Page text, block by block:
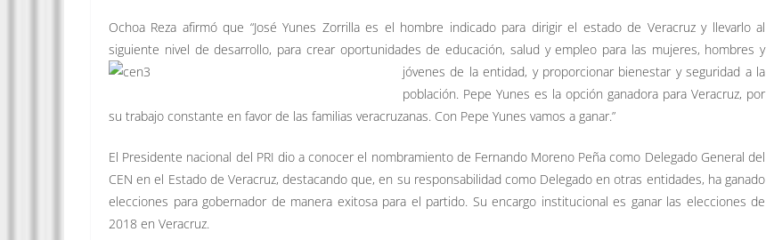
Ochoa Reza afirmó que “José Yunes Zorrilla es el hombre indicado para dirigir el estado de Veracruz y llevarlo al
siguiente nivel de desarrollo, para crear oportunidades de educación, salud y empleo para las mujeres, hombres y
jóvenes de la entidad, y proporcionar bienestar yseguridad a la
población. Pepe Yunes es la opción ganadora para Veracruz, por
su trabajo constante en favor de las familias veracruzanas. Con Pepe Yunes vamos a ganar.”
El Presidente nacional del PRI dio a conocer el nombramiento de Fernando Moreno Peña como Delegado General del
CEN en el Estado de Veracruz, destacando que, en su responsabilidad como Delegado en otras entidades, ha ganado
elecciones para gobernador de manera exitosa para el partido. Su encargo institucional es ganar las elecciones de
2018 en Veracruz.